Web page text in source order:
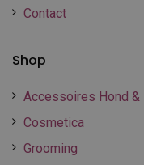
Contact
Shop
Accessoires Hond &
Cosmetica
Grooming